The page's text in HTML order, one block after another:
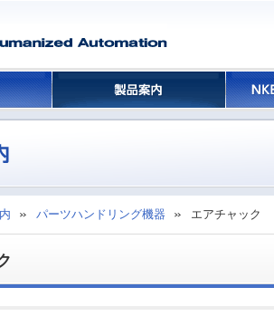
パーツハンドリング機器 エアチャック